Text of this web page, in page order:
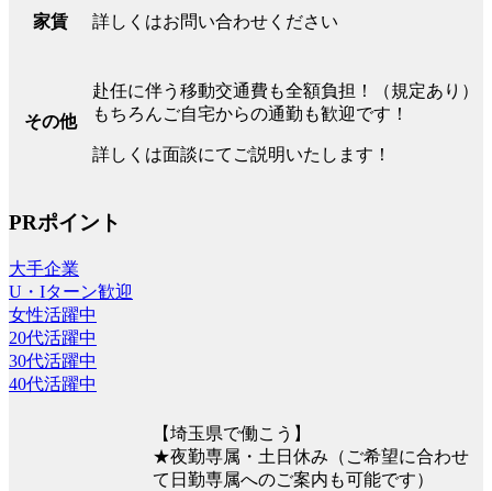
家賃 詳しくはお問い合わせください
その他
赴任に伴う移動交通費も全額負担！（規定あり）
もちろんご自宅からの通勤も歓迎です！
詳しくは面談にてご説明いたします！
PRポイント
大手企業
U・Iターン歓迎
女性活躍中
20代活躍中
30代活躍中
40代活躍中
【埼玉県で働こう】
★夜勤専属・土日休み（ご希望に合わせ
て日勤専属へのご案内も可能です）